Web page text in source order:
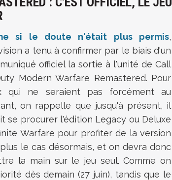
si le doute n'était plus permis,
a tenu à confirmer par le biais d'un
officiel la sortie à l'unité de Call
Modern Warfare Remastered. Pour
qui ne seraient pas forcément au
on rappelle que jusqu'à présent, il
se procurer l'édition Legacy ou Deluxe
Warfare pour profiter de la version
le cas désormais, et on devra donc
la main sur le jeu seul. Comme on
dès demain (27 juin), tandis que le